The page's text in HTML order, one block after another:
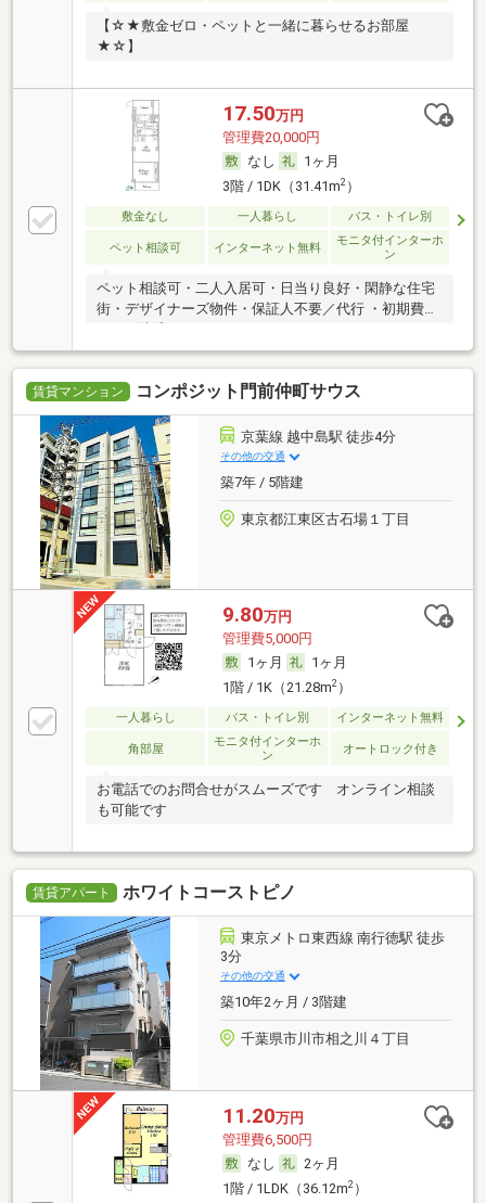
【☆★敷金ゼロ・ペットと一緒に暮らせるお部屋
★☆】
17.50万円
管理費20,000円
なし
1ヶ月
3階 / 1DK（31.41m2）
敷金なし 一人暮らし バス・トイレ別
ペット相談可 インターネット無料
モニタ付インターホ
ン
ペット相談可・二人入居可・日当り良好・閑静な住宅
街・デザイナーズ物件・保証人不要／代行 ・初期費用
賃貸マンション コンポジット門前仲町サウス
京葉線 越中島駅 徒歩4分
その他の交通
築7年 / 5階建
東京都江東区古石場１丁目
9.80万円
管理費5,000円
1ヶ月
1ヶ月
1階 / 1K（21.28m2）
一人暮らし バス・トイレ別 インターネット無料
角部屋
モニタ付インターホ
ン
オートロック付き
お電話でのお問合せがスムーズです オンライン相談
も可能です
賃貸アパート ホワイトコーストピノ
東京メトロ東西線 南行徳駅 徒歩
3分
その他の交通
築10年2ヶ月 / 3階建
千葉県市川市相之川４丁目
11.20万円
管理費6,500円
なし
2ヶ月
1階 / 1LDK（36.12m2）